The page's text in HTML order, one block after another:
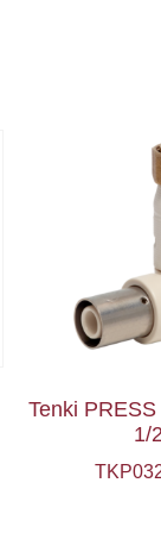
Tenki
1/